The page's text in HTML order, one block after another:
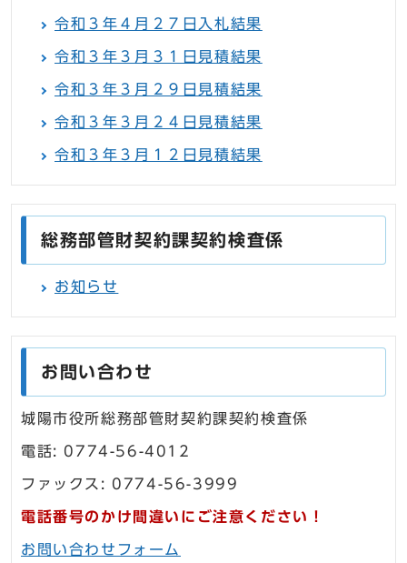
令和３年４月２７日入札結果
令和３年３月３１日見積結果
令和３年３月２９日見積結果
令和３年３月２４日見積結果
令和３年３月１２日見積結果
総務部管財契約課契約検査係
お知らせ
お問い合わせ
城陽市役所総務部管財契約課契約検査係
電話: 0774-56-4012
ファックス: 0774-56-3999
電話番号のかけ間違いにご注意ください！
お問い合わせフォーム